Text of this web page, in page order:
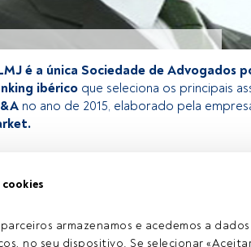
parceiros armazenamos e acedemos a
no seu dispositivo. Se selecionar
é a única Sociedade de Advogados
ibérico que seleciona os principais
no ano de 2015, elaborado pela
artigo exclusivo para os utilizadores
lo a registar-se e a desfrutar de todo o